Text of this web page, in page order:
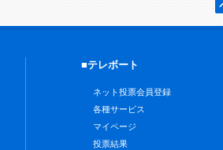
■テレボート
ネット投票会員登録
各種サービス
マイページ
投票結果